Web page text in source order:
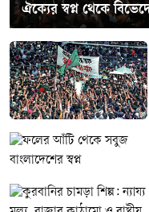
ঐক্যের স্বপ্ন থেকে